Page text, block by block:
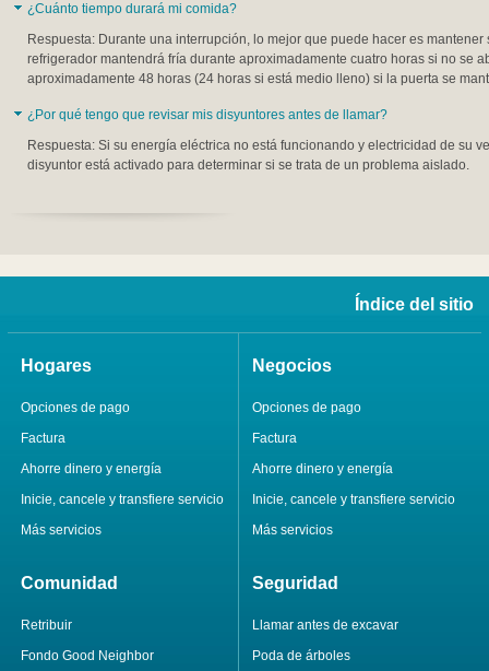
¿Cuánto tiempo durará mi comida?
Respuesta: Durante una interrupción, lo mejor que puede hacer es
refrigerador mantendrá fría durante aproximadamente cuatro horas si no se
aproximadamente 48 horas (24 horas si está medio lleno) si la puerta se
¿Por qué tengo que revisar mis disyuntores antes de llamar?
Respuesta: Si su energía eléctrica no está funcionando y electricidad de su
disyuntor está activado para determinar si se trata de un problema aislado.
Índice del sitio
Hogares
Opciones de pago
Factura
Ahorre dinero y energía
Inicie, cancele y transfiere servicio
Más servicios
Negocios
Opciones de pago
Factura
Ahorre dinero y energía
Inicie, cancele y transfiere servicio
Más servicios
Comunidad
Retribuir
Fondo Good Neighbor
Seguridad
Llamar antes de excavar
Poda de árboles